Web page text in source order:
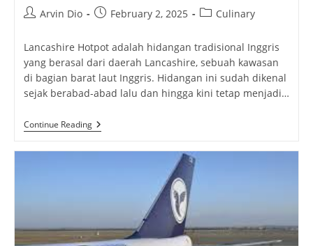
PostArvin Dio
PostFebruary 2, 2025
PostCulinary
Lancashire Hotpot adalah hidangan tradisional Inggris
yang berasal dari daerah Lancashire, sebuah kawasan
di bagian barat laut Inggris. Hidangan ini sudah dikenal
sejak berabad-abad lalu dan hingga kini tetap menjadi…
Continue ReadingLancashire
Hotpot: